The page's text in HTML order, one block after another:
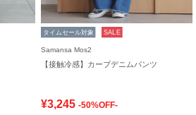
タイムセール対象 SALE
Samansa Mos2
【接触冷感】カーブデニムパンツ
¥3,245 -50%OFF-